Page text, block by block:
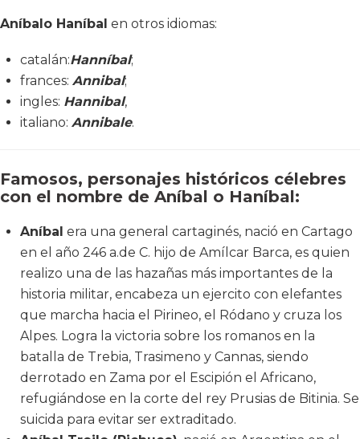
Aníbalo Haníbal en otros idiomas:
catalán:Hanníbal;
frances: Annibal;
ingles: Hannibal,
italiano: Annibale.
Famosos, personajes históricos célebres
con el nombre de Aníbal o Haníbal:
Aníbal era una general cartaginés, nació en Cartago
en el año 246 a.de C. hijo de Amílcar Barca, es quien
realizo una de las hazañas más importantes de la
historia militar, encabeza un ejercito con elefantes
que marcha hacia el Pirineo, el Ródano y cruza los
Alpes. Logra la victoria sobre los romanos en la
batalla de Trebia, Trasimeno y Cannas, siendo
derrotado en Zama por el Escipión el Africano,
refugiándose en la corte del rey Prusias de Bitinia. Se
suicida para evitar ser extraditado.